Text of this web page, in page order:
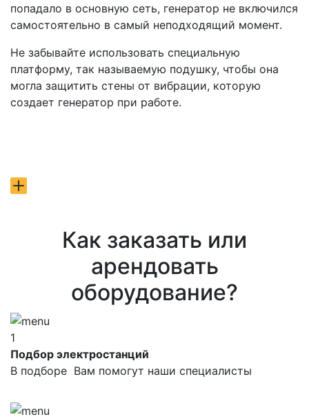
попадало в основную сеть, генератор не включился
самостоятельно в самый неподходящий момент.
Не забывайте использовать специальную
платформу, так называемую подушку, чтобы она
могла защитить стены от вибрации, которую
создает генератор при работе.
Как заказать или
арендовать
оборудование?
1
Подбор электростанций
В подборе Вам помогут наши специалисты